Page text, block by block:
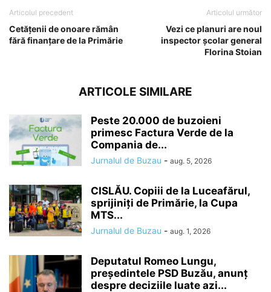
Articolul precedent
Cetățenii de onoare rămân
fără finanțare de la Primărie
Articolul următor
Vezi ce planuri are noul
inspector școlar general
Florina Stoian
ARTICOLE SIMILARE
Peste 20.000 de buzoieni
primesc Factura Verde de la
Compania de...
Jurnalul de Buzau - aug. 5, 2026
CISLĂU. Copiii de la Luceafărul,
sprijiniți de Primărie, la Cupa
MTS...
Jurnalul de Buzau - aug. 1, 2026
Deputatul Romeo Lungu,
președintele PSD Buzău, anunț
despre deciziile luate azi...